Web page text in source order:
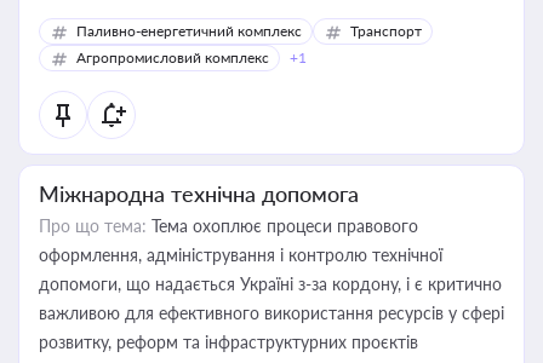
Паливно-енергетичний комплекс
Транспорт
Агропромисловий комплекс
+1
Міжнародна технічна допомога
Про що тема: Тема охоплює процеси правового
оформлення, адміністрування і контролю технічної
допомоги, що надається Україні з-за кордону, і є критично
важливою для ефективного використання ресурсів у сфері
розвитку, реформ та інфраструктурних проєктів